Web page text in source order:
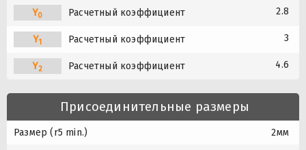
Y0 Расчетный коэффициент 2.8
Y1 Расчетный коэффициент 3
Y2 Расчетный коэффициент 4.6
Присоединительные размеры
Размер (r5 min.) 2мм